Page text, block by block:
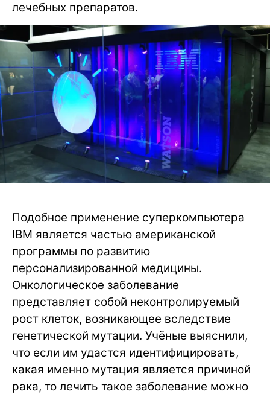
лечебных препаратов.
Подобное применение суперкомпьютера
IBM является частью американской
программы по развитию
персонализированной медицины.
Онкологическое заболевание
представляет собой неконтролируемый
рост клеток, возникающее вследствие
генетической мутации. Учёные выяснили,
что если им удастся идентифицировать,
какая именно мутация является причиной
рака, то лечить такое заболевание можно